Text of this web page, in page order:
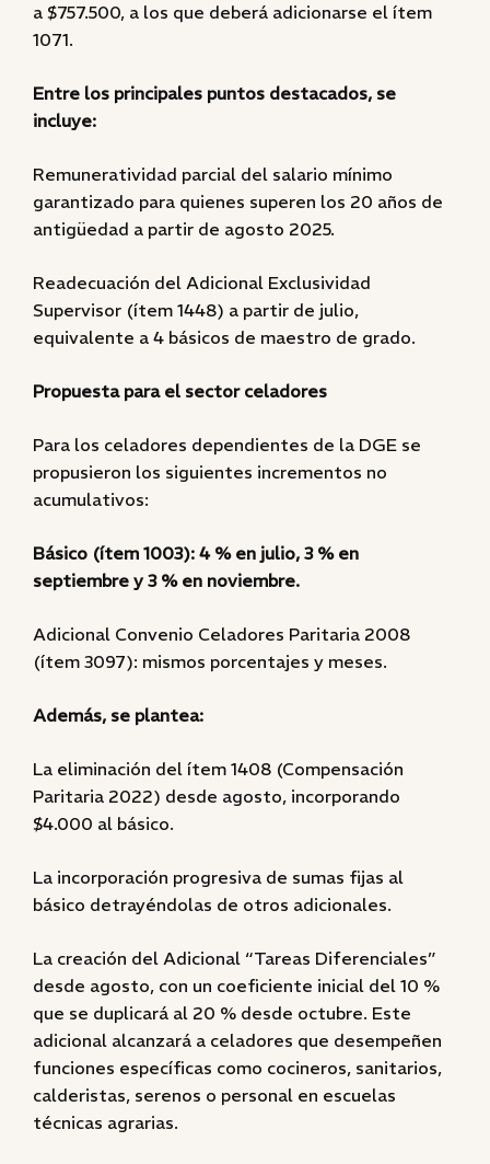
a $757.500, a los que deberá adicionarse el ítem
1071.
Entre los principales puntos destacados, se
incluye:
Remuneratividad parcial del salario mínimo
garantizado para quienes superen los 20 años de
antigüedad a partir de agosto 2025.
Readecuación del Adicional Exclusividad
Supervisor (ítem 1448) a partir de julio,
equivalente a 4 básicos de maestro de grado.
Propuesta para el sector celadores
Para los celadores dependientes de la DGE se
propusieron los siguientes incrementos no
acumulativos:
Básico (ítem 1003): 4 % en julio, 3 % en
septiembre y 3 % en noviembre.
Adicional Convenio Celadores Paritaria 2008
(ítem 3097): mismos porcentajes y meses.
Además, se plantea:
La eliminación del ítem 1408 (Compensación
Paritaria 2022) desde agosto, incorporando
$4.000 al básico.
La incorporación progresiva de sumas fijas al
básico detrayéndolas de otros adicionales.
La creación del Adicional “Tareas Diferenciales”
desde agosto, con un coeficiente inicial del 10 %
que se duplicará al 20 % desde octubre. Este
adicional alcanzará a celadores que desempeñen
funciones específicas como cocineros, sanitarios,
calderistas, serenos o personal en escuelas
técnicas agrarias.